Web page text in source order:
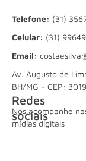
Telefone: (31)
Celular: (31)
Email:
Av. Augusto de
BH/MG - CEP:
Redes
sociais
Nos acompanhe
mídias digitais